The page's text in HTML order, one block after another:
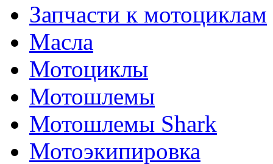
Запчасти к мотоциклам
Масла
Мотоциклы
Мотошлемы
Мотошлемы Shark
Мотоэкипировка